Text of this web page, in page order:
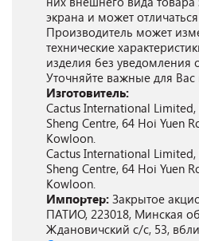
экрана и может
Производитель может
технические
изделия без уведомления
Уточняйте важные для
Изготовитель:
Cactus International Limited,
Sheng Centre, 64 Hoi Yuen
Kowloon.
Cactus International Limited,
Sheng Centre, 64 Hoi Yuen
Kowloon.
Импортер: Закрытое
ПАТИО, 223018, Минская
Ждановичский с/с, 53,